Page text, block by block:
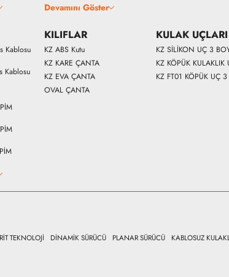
Devamını Göster
Kablosu
Kablosu
KILIFLAR
KZ ABS Kutu
KZ KARE ÇANTA
KZ EVA ÇANTA
OVAL ÇANTA
KULAK UÇLARI
KZ SİLİKON UÇ 3
KZ KÖPÜK KULAKLIK
KZ FT01 KÖPÜK UÇ
TEKNOLOJİ DİNAMİK SÜRÜCÜ PLANAR SÜRÜCÜ KABLOSUZ